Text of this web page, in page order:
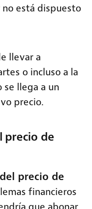
está dispuesto
llevar a
o incluso a la
se llega a un
precio.
precio de
precio de
financieros